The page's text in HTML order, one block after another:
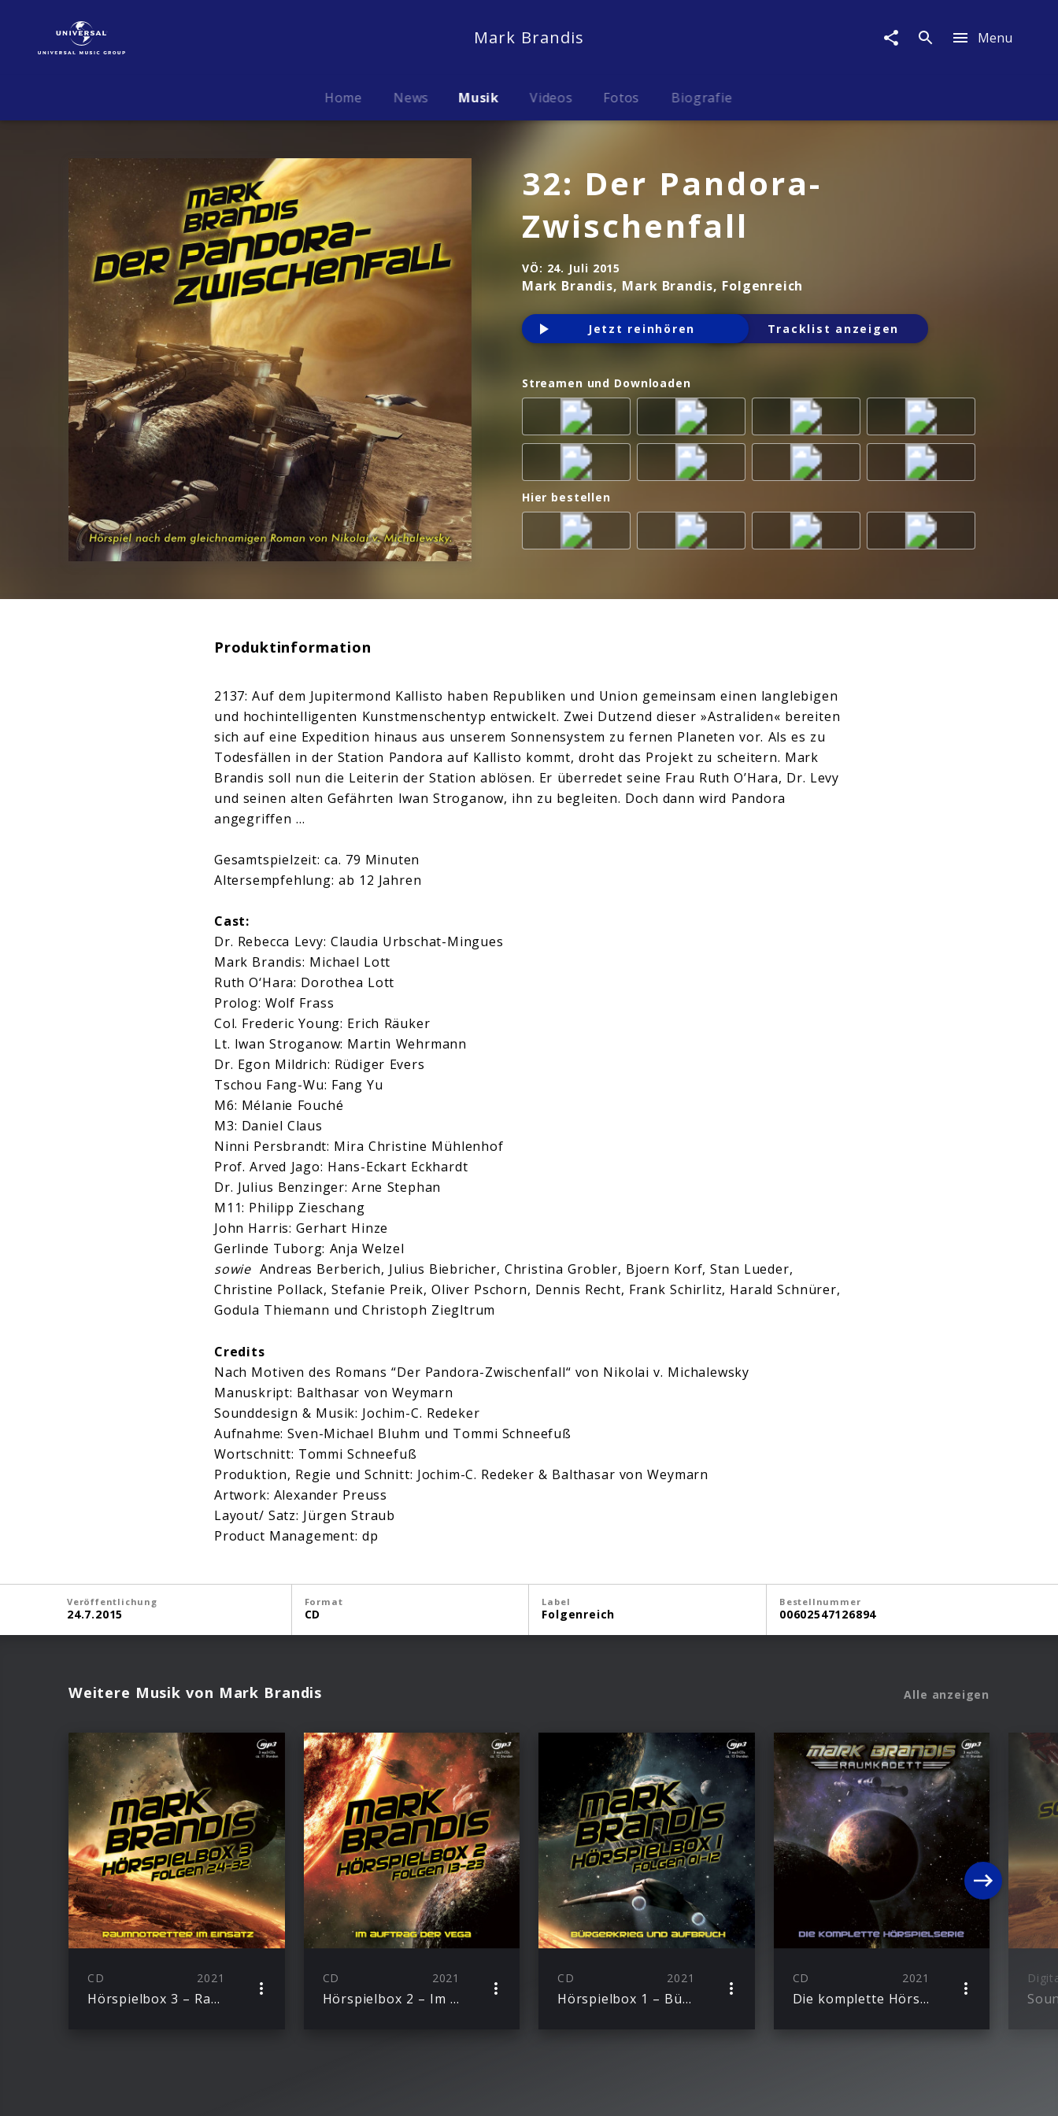
Der
Zwischenfall
Mark Brandis Menu
Home News Musik Videos Fotos Biografie
32: Der Pandora-
Zwischenfall
VÖ: 24. Juli 2015
Mark Brandis, Mark Brandis, Folgenreich
Jetzt reinhören Tracklist anzeigen
Streamen und Downloaden
Hier bestellen
Produktinformation
2137: Auf dem Jupitermond Kallisto haben Republiken und Union gemeinsam einen langlebigen
und hochintelligenten Kunstmenschentyp entwickelt. Zwei Dutzend dieser »Astraliden« bereiten
sich auf eine Expedition hinaus aus unserem Sonnensystem zu fernen Planeten vor. Als es zu
Todesfällen in der Station Pandora auf Kallisto kommt, droht das Projekt zu scheitern. Mark
Brandis soll nun die Leiterin der Station ablösen. Er überredet seine Frau Ruth O’Hara, Dr. Levy
und seinen alten Gefährten Iwan Stroganow, ihn zu begleiten. Doch dann wird Pandora
angegriffen …
Gesamtspielzeit: ca. 79 Minuten
Altersempfehlung: ab 12 Jahren
Cast:
Dr. Rebecca Levy: Claudia Urbschat-Mingues
Mark Brandis: Michael Lott
Ruth O‘Hara: Dorothea Lott
Prolog: Wolf Frass
Col. Frederic Young: Erich Räuker
Lt. Iwan Stroganow: Martin Wehrmann
Dr. Egon Mildrich: Rüdiger Evers
Tschou Fang-Wu: Fang Yu
M6: Mélanie Fouché
M3: Daniel Claus
Ninni Persbrandt: Mira Christine Mühlenhof
Prof. Arved Jago: Hans-Eckart Eckhardt
Dr. Julius Benzinger: Arne Stephan
M11: Philipp Zieschang
John Harris: Gerhart Hinze
Gerlinde Tuborg: Anja Welzel
sowie Andreas Berberich, Julius Biebricher, Christina Grobler, Bjoern Korf, Stan Lueder,
Christine Pollack, Stefanie Preik, Oliver Pschorn, Dennis Recht, Frank Schirlitz, Harald Schnürer,
Godula Thiemann und Christoph Ziegltrum
Credits
Nach Motiven des Romans “Der Pandora-Zwischenfall“ von Nikolai v. Michalewsky
Manuskript: Balthasar von Weymarn
Sounddesign & Musik: Jochim-C. Redeker
Aufnahme: Sven-Michael Bluhm und Tommi Schneefuß
Wortschnitt: Tommi Schneefuß
Produktion, Regie und Schnitt: Jochim-C. Redeker & Balthasar von Weymarn
Artwork: Alexander Preuss
Layout/ Satz: Jürgen Straub
Product Management: dp
Veröffentlichung
24.7.2015
Format
CD
Label
Folgenreich
Bestellnummer
00602547126894
Weitere Musik von Mark Brandis Alle anzeigen
CD 2021
Hörspielbox 3 – Raumnotretter im Einsatz
CD 2021
Hörspielbox 2 – Im Auftrag der VEGA
CD 2021
Hörspielbox 1 – Bürgerkrieg und Aufbruch
CD 2021
Die komplette Hörspielserie